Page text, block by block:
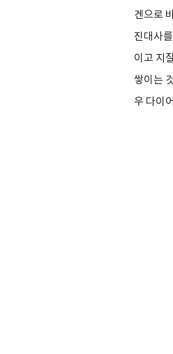
겐으로
진대사
이고 지
쌓이는
우 다이